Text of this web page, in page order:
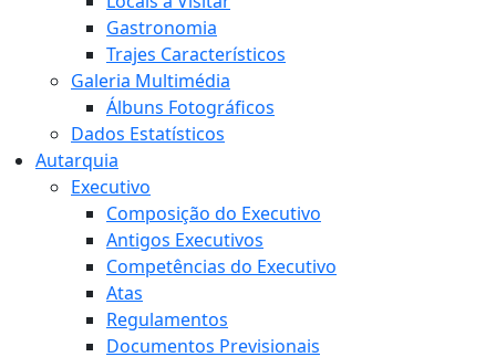
Gastronomia
Trajes Característicos
Galeria Multimédia
Álbuns Fotográficos
Dados Estatísticos
Autarquia
Executivo
Composição do Executivo
Antigos Executivos
Competências do Executivo
Atas
Regulamentos
Documentos Previsionais